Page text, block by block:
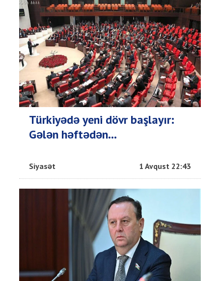
Türkiyədə yeni dövr başlayır:
Gələn həftədən...
Siyasət 1 Avqust 22:43